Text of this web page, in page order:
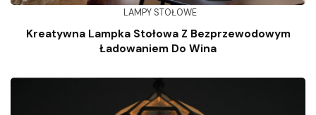
LAMPY STOŁOWE
Kreatywna Lampka Stołowa Z Bezprzewodowym
Ładowaniem Do Wina